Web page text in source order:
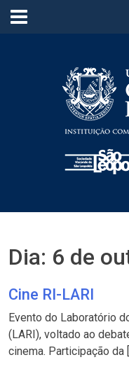
≡
Dia: 6 de
Cine RI-LARI
Evento do Laboratório
(LARI), voltado ao
cinema. Participação da